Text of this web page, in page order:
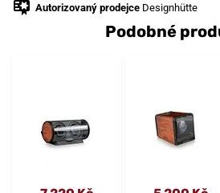
Autorizovaný prodejce Designhütte
Podobné